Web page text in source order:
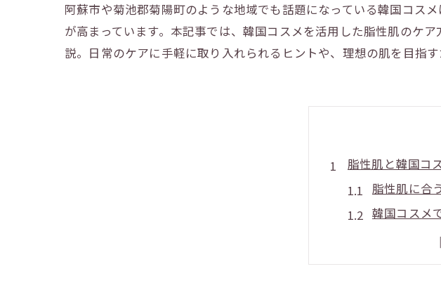
阿蘇市や菊池郡菊陽町のような地域でも話題になっている韓国コス
が高まっています。本記事では、韓国コスメを活用した脂性肌のケ
説。日常のケアに手軽に取り入れられるヒントや、理想の肌を目指
脂性肌と韓国コ
脂性肌に合
韓国コスメ
独自成分が
韓国コスメ